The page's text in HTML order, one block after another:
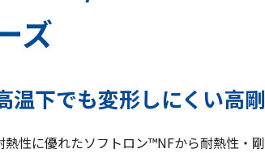
ズ
温下でも変形しにくい高
熱性に優れたソフトロン™NFから耐熱性・